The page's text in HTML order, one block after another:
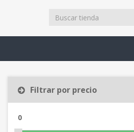
Filtrar por precio
0